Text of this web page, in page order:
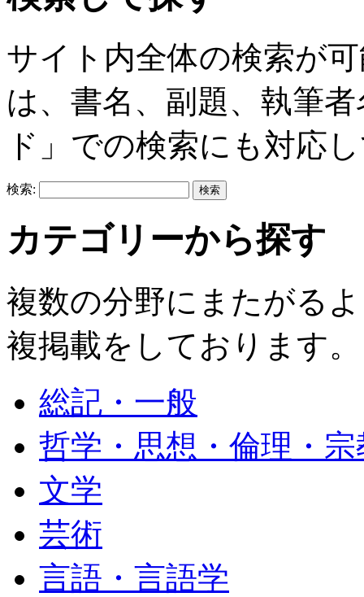
サイト内全体の検索が
は、書名、副題、執筆
ド」での検索にも対応
検索:
カテゴリーから探す
複数の分野にまたがる
複掲載をしております。
総記・一般
哲学・思想・倫理・宗
文学
芸術
言語・言語学